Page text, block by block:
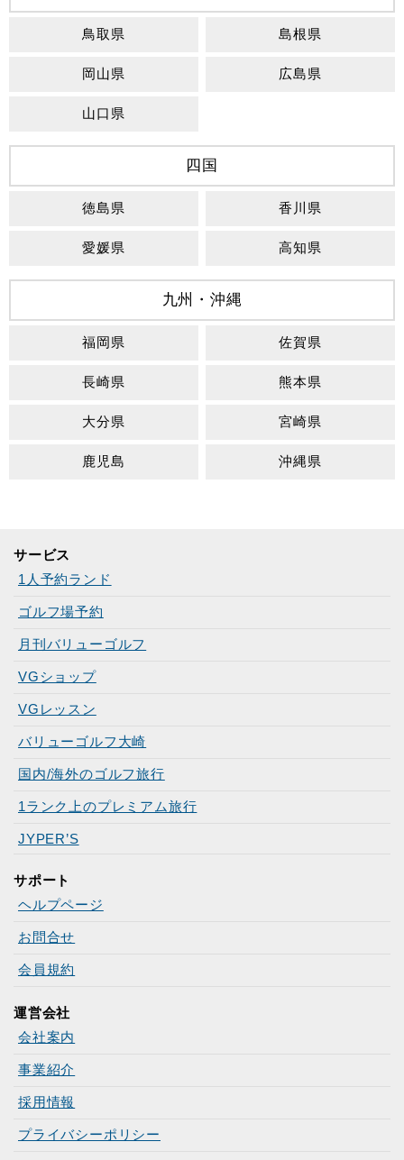
鳥取県 島根県
岡山県 広島県
山口県
四国
徳島県 香川県
愛媛県 高知県
九州・沖縄
福岡県 佐賀県
長崎県 熊本県
大分県 宮崎県
鹿児島 沖縄県
サービス
1人予約ランド
ゴルフ場予約
月刊バリューゴルフ
VGショップ
VGレッスン
バリューゴルフ大崎
国内/海外のゴルフ旅行
1ランク上のプレミアム旅行
JYPER’S
サポート
ヘルプページ
お問合せ
会員規約
運営会社
会社案内
事業紹介
採用情報
プライバシーポリシー